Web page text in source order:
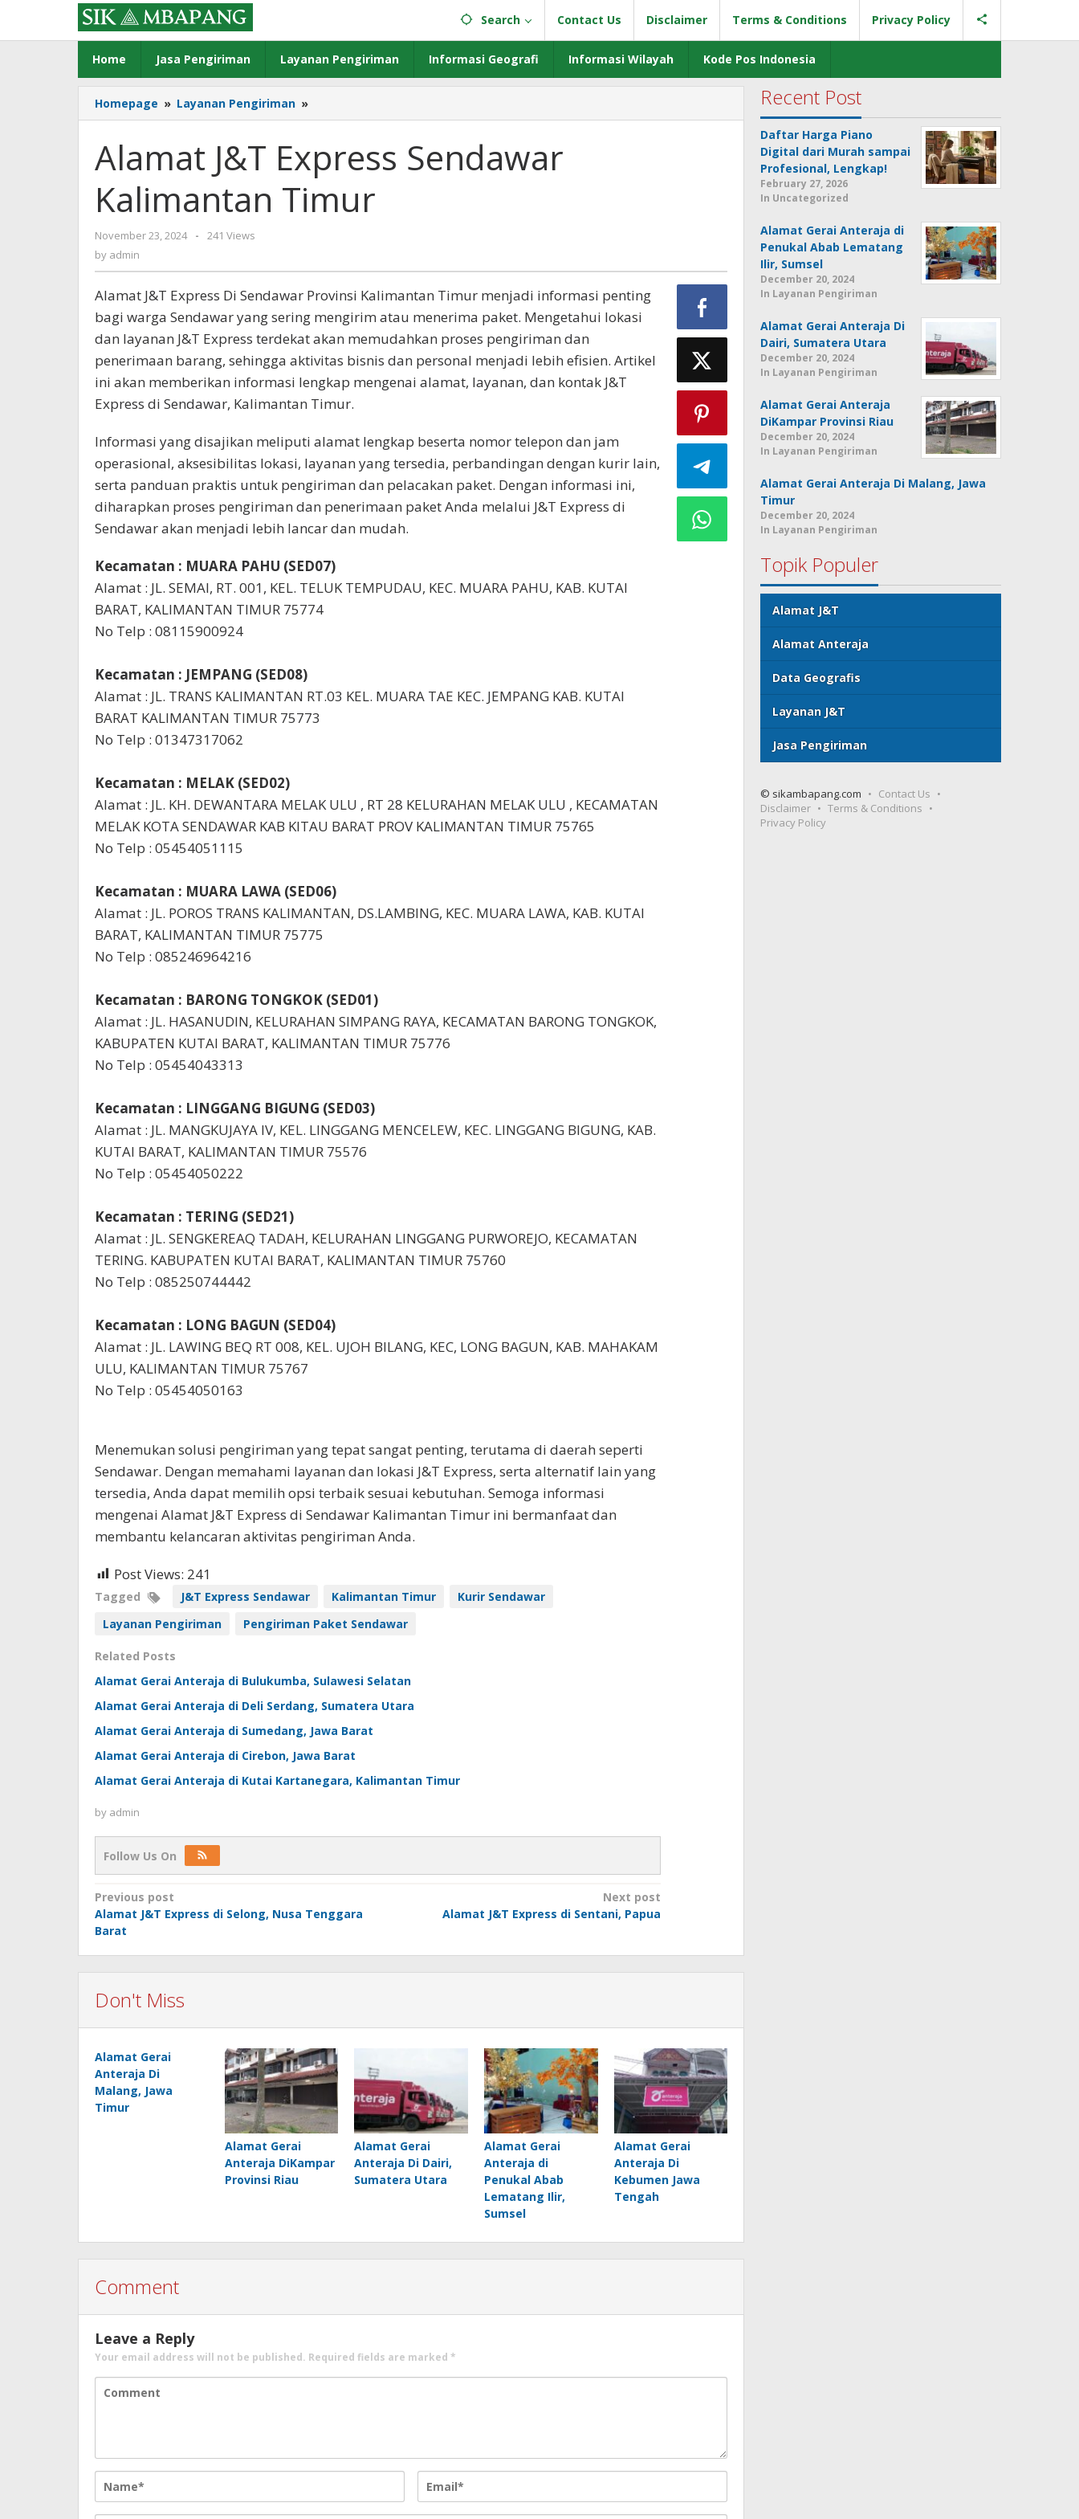
content
Search Contact Us Disclaimer Terms & Conditions Privacy Policy
Home Jasa Pengiriman Layanan Pengiriman Informasi Geografi Informasi Wilayah Kode Pos Indonesia
Homepage » Layanan Pengiriman »
J&T
Sendawar
Kalimantan
Alamat J&T Express Sendawar
Kalimantan Timur
November 23, 2024
by
-
241 Views
by admin
Alamat J&T Express Di Sendawar Provinsi Kalimantan Timur menjadi informasi penting
bagi warga Sendawar yang sering mengirim atau menerima paket. Mengetahui lokasi
dan layanan J&T Express terdekat akan memudahkan proses pengiriman dan
penerimaan barang, sehingga aktivitas bisnis dan personal menjadi lebih efisien. Artikel
ini akan memberikan informasi lengkap mengenai alamat, layanan, dan kontak J&T
Express di Sendawar, Kalimantan Timur.
Informasi yang disajikan meliputi alamat lengkap beserta nomor telepon dan jam
operasional, aksesibilitas lokasi, layanan yang tersedia, perbandingan dengan kurir lain,
serta panduan praktis untuk pengiriman dan pelacakan paket. Dengan informasi ini,
diharapkan proses pengiriman dan penerimaan paket Anda melalui J&T Express di
Sendawar akan menjadi lebih lancar dan mudah.
Kecamatan : MUARA PAHU (SED07)
Alamat : JL. SEMAI, RT. 001, KEL. TELUK TEMPUDAU, KEC. MUARA PAHU, KAB. KUTAI
BARAT, KALIMANTAN TIMUR 75774
No Telp : 08115900924
Kecamatan : JEMPANG (SED08)
Alamat : JL. TRANS KALIMANTAN RT.03 KEL. MUARA TAE KEC. JEMPANG KAB. KUTAI
BARAT KALIMANTAN TIMUR 75773
No Telp : 01347317062
Kecamatan : MELAK (SED02)
Alamat : JL. KH. DEWANTARA MELAK ULU , RT 28 KELURAHAN MELAK ULU , KECAMATAN
MELAK KOTA SENDAWAR KAB KITAU BARAT PROV KALIMANTAN TIMUR 75765
No Telp : 05454051115
Kecamatan : MUARA LAWA (SED06)
Alamat : JL. POROS TRANS KALIMANTAN, DS.LAMBING, KEC. MUARA LAWA, KAB. KUTAI
BARAT, KALIMANTAN TIMUR 75775
No Telp : 085246964216
Kecamatan : BARONG TONGKOK (SED01)
Alamat : JL. HASANUDIN, KELURAHAN SIMPANG RAYA, KECAMATAN BARONG TONGKOK,
KABUPATEN KUTAI BARAT, KALIMANTAN TIMUR 75776
No Telp : 05454043313
Kecamatan : LINGGANG BIGUNG (SED03)
Alamat : JL. MANGKUJAYA IV, KEL. LINGGANG MENCELEW, KEC. LINGGANG BIGUNG, KAB.
KUTAI BARAT, KALIMANTAN TIMUR 75576
No Telp : 05454050222
Kecamatan : TERING (SED21)
Alamat : JL. SENGKEREAQ TADAH, KELURAHAN LINGGANG PURWOREJO, KECAMATAN
TERING. KABUPATEN KUTAI BARAT, KALIMANTAN TIMUR 75760
No Telp : 085250744442
Kecamatan : LONG BAGUN (SED04)
Alamat : JL. LAWING BEQ RT 008, KEL. UJOH BILANG, KEC, LONG BAGUN, KAB. MAHAKAM
ULU, KALIMANTAN TIMUR 75767
No Telp : 05454050163
Menemukan solusi pengiriman yang tepat sangat penting, terutama di daerah seperti
Sendawar. Dengan memahami layanan dan lokasi J&T Express, serta alternatif lain yang
tersedia, Anda dapat memilih opsi terbaik sesuai kebutuhan. Semoga informasi
mengenai Alamat J&T Express di Sendawar Kalimantan Timur ini bermanfaat dan
membantu kelancaran aktivitas pengiriman Anda.
Post Views: 241
Tagged J&T Express Sendawar Kalimantan Timur
Kurir Sendawar
Layanan Pengiriman
Pengiriman Paket Sendawar
Related Posts
Alamat Gerai Anteraja di Bulukumba, Sulawesi Selatan
Alamat Gerai Anteraja di Deli Serdang, Sumatera Utara
Alamat Gerai Anteraja di Sumedang, Jawa Barat
Alamat Gerai Anteraja di Cirebon, Jawa Barat
Alamat Gerai Anteraja di Kutai Kartanegara, Kalimantan Timur
by admin
Follow Us On
Post
navigation
Previous post
Alamat J&T Express di Selong, Nusa Tenggara
Barat
Next post
Alamat J&T Express di Sentani, Papua
Don't Miss
Alamat Gerai
Anteraja Di
Malang, Jawa
Timur
Alamat Gerai
Anteraja DiKampar
Provinsi Riau
Alamat Gerai
Anteraja Di Dairi,
Sumatera Utara
Alamat Gerai
Anteraja di
Penukal Abab
Lematang Ilir,
Sumsel
Alamat Gerai
Anteraja Di
Kebumen Jawa
Tengah
Comment
Leave a Reply
Your email address will not be published. Required fields are marked *
Recent Post
Daftar Harga Piano
Digital dari Murah sampai
Profesional, Lengkap!
February 27, 2026
In Uncategorized
Alamat Gerai Anteraja di
Penukal Abab Lematang
Ilir, Sumsel
December 20, 2024
In Layanan Pengiriman
Alamat Gerai Anteraja Di
Dairi, Sumatera Utara
December 20, 2024
In Layanan Pengiriman
Alamat Gerai Anteraja
DiKampar Provinsi Riau
December 20, 2024
In Layanan Pengiriman
Alamat Gerai Anteraja Di Malang, Jawa
Timur
December 20, 2024
In Layanan Pengiriman
Topik Populer
Alamat J&T
Alamat Anteraja
Data Geografis
Layanan J&T
Jasa Pengiriman
© sikambapang.com
Contact Us
Disclaimer
Terms & Conditions
Privacy Policy